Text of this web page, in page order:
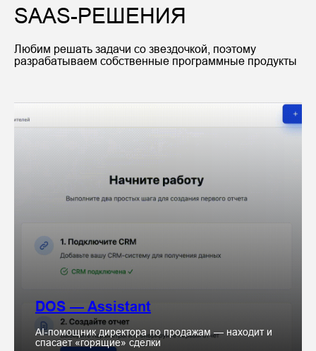
SААS-РЕШЕНИЯ
Любим решать задачи со звездочкой, поэтому
разрабатываем собственные программные продукты
DOS — Assistant
AI-помощник директора по продажам — находит и
спасает «горящие» сделки